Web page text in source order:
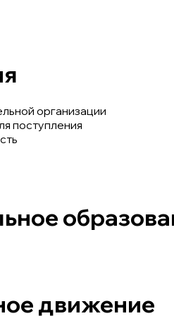
организации
поступления
движение